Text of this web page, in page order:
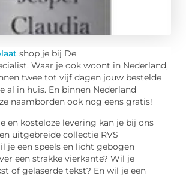
shop je bij De
Waar je ook woont in Nederland,
twee tot vijf dagen jouw bestelde
al in huis. En binnen Nederland
naamborden ook nog eens gratis!
en kosteloze levering kan je bij ons
uitgebreide collectie RVS
je een speels en licht gebogen
een strakke vierkante? Wil je
of gelaserde tekst? En wil je een